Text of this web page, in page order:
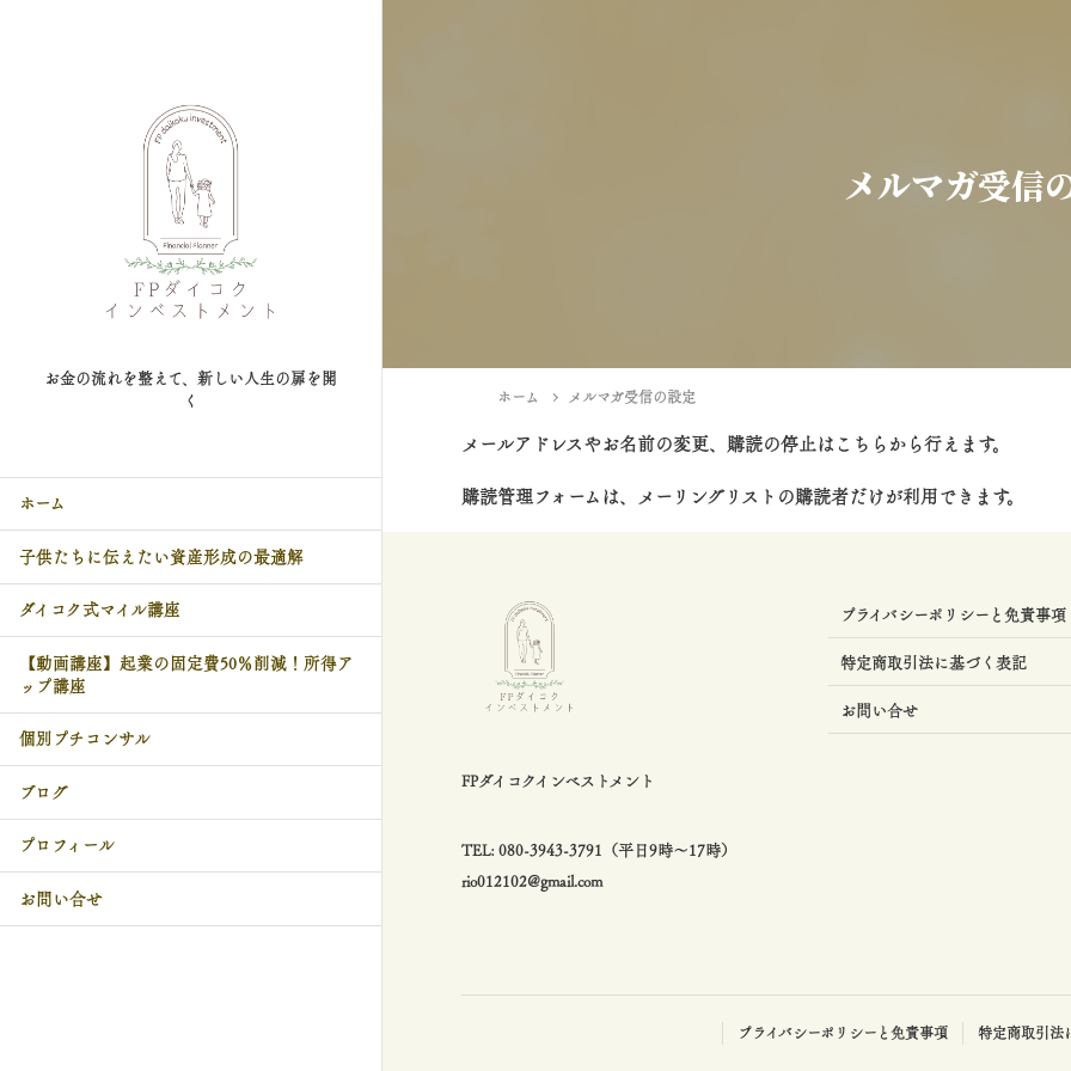
お金の流れを整えて、新しい人生の扉を開
く
ホーム
子供たちに伝えたい資産形成の最適解
ダイコク式マイル講座
【動画講座】起業の固定費50％削減！所得ア
ップ講座
個別プチコンサル
ブログ
プロフィール
お問い合せ
メルマガ受信
ホーム メルマガ受信の設定
メールアドレスやお名前の変更、購読の停止はこちらから行えます。
購読管理フォームは、メーリングリストの購読者だけが利用できます。
FPダイコクインベストメント
TEL: 080-3943-3791（平日9時〜17時）
rio012102@gmail.com
プライバシーポリシーと免責事項
特定商取引法に基づく表記
お問い合せ
プライバシーポリシーと免責事項 特定商取引法